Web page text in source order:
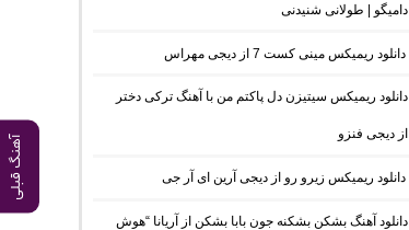
آهنگ قبلی
دامیگو | طولانی شنیدنی
دانلود ریمیکس مینی کست 7 از دیجی مهراس
دانلود ریمیکس سیتیزن دل پاکتم من با آهنگ ترکی دختر
از دیجی فنزو
دانلود ریمیکس زیرو رو از دیجی آرین ای آر جی
دانلود آهنگ بشکن بشکنه جون بابا بشکن از آریانا “هوش